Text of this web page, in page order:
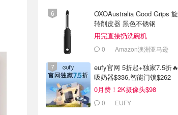
OXOAustralia Good Grips 旋
转削皮器 黑色不锈钢
用完直接扔洗碗机
0 Amazon澳洲亚马逊
eufy官网 5折起+独家7.5折🔥
吸奶器$336,智能门锁$262
0月费！2K摄像头$98
0 EUFY